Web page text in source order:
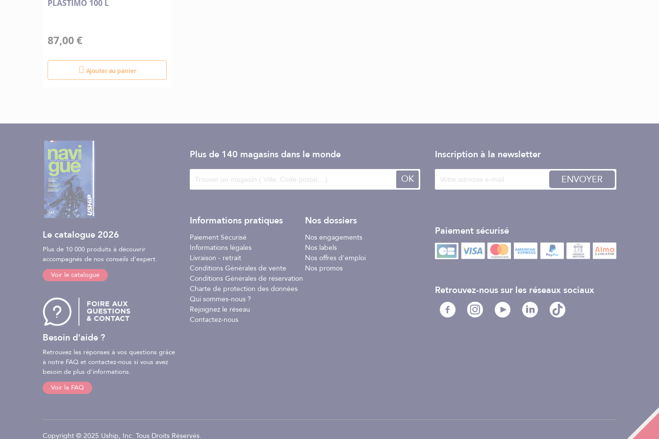
PLASTIMO 100 L
87,00 €
Ajouter au panier
Le catalogue 2026
Plus de 10 000 produits à découvrir
accompagnés de nos conseils d'expert.
Voir le catalogue
Besoin d'aide ?
Retrouvez les réponses à vos questions grâce
à notre FAQ et contactez-nous si vous avez
besoin de plus d'informations.
Voir la FAQ
Plus de 140 magasins dans le monde
OK
Informations pratiques
Paiement Sécurisé
Informations légales
Livraison - retrait
Conditions Générales de vente
Conditions Générales de réservation
Charte de protection des données
Qui sommes-nous ?
Rejoignez le réseau
Contactez-nous
Nos dossiers
Nos engagements
Nos labels
Nos offres d'emploi
Nos promos
Inscription à la newsletter
ENVOYER
Paiement sécurisé
Retrouvez-nous sur les réseaux sociaux
Copyright © 2025 Uship, Inc. Tous Droits Réservés.